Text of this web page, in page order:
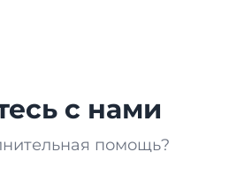
с нами
помощь?